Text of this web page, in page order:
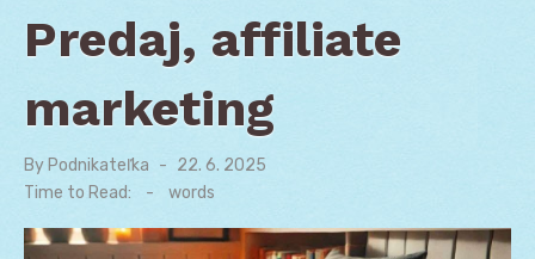
Predaj, affiliate
marketing
By Podnikateľka
Posted
on
22. 6. 2025
Time to Read:
- words